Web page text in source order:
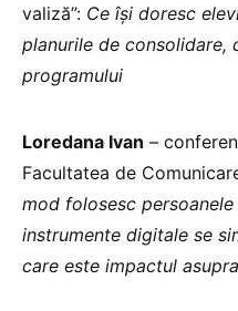
valiză”: Ce își doresc
planurile de consolidare,
programului
Loredana Ivan –
Facultatea de
mod folosesc
instrumente digitale se
care este impactul